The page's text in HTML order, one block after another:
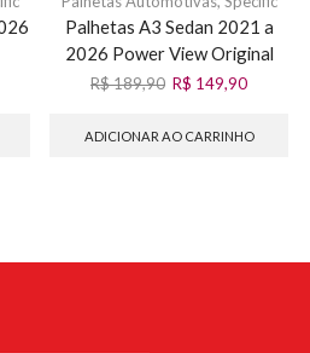
Palhetas A3 Sedan 2021 a
2026 Power View Original
R$189,90 R$ 149,90
ADICIONAR AO CARRINHO